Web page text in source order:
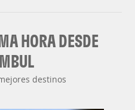
HORA DESDE
destinos